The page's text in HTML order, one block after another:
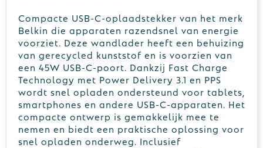
Compacte USB-C-oplaadstekker van het merk
Belkin die apparaten razendsnel van energie
voorziet. Deze wandlader heeft een behuizing
van gerecycled kunststof en is voorzien van
een 45W USB-C-poort. Dankzij Fast Charge
Technology met Power Delivery 3.1 en PPS
wordt snel opladen ondersteund voor tablets,
smartphones en andere USB-C-apparaten. Het
compacte ontwerp is gemakkelijk mee te
nemen en biedt een praktische oplossing voor
snel opladen onderweg. Inclusief